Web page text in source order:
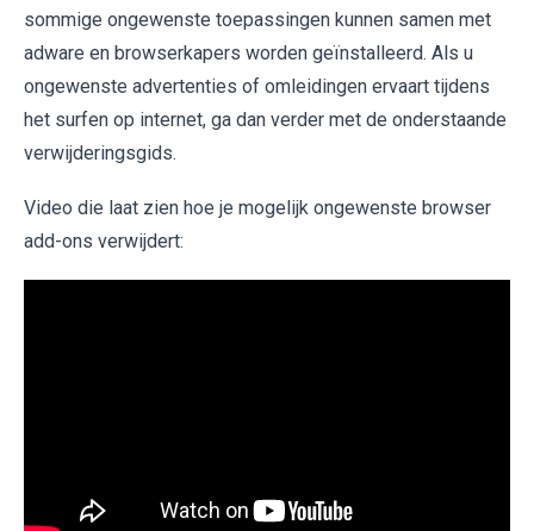
sommige ongewenste toepassingen kunnen samen met
adware en browserkapers worden geïnstalleerd. Als u
ongewenste advertenties of omleidingen ervaart tijdens
het surfen op internet, ga dan verder met de onderstaande
verwijderingsgids.
Video die laat zien hoe je mogelijk ongewenste browser
add-ons verwijdert: